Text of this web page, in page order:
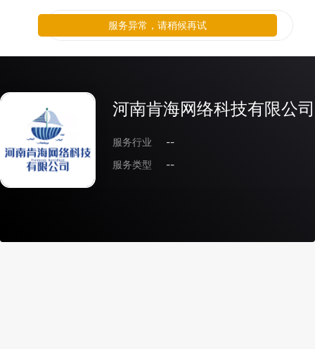
河南肯海网络科技有限公司
服务行业
--
服务类型
--
服务异常，请稍候再试